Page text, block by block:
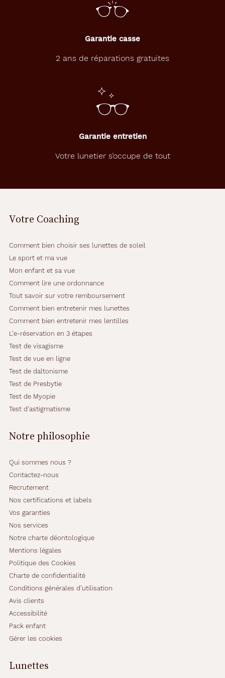
Garantie casse
2 ans de réparations gratuites
Garantie entretien
Votre lunetier s’occupe de tout
Votre Coaching
Comment bien choisir ses lunettes de soleil
Le sport et ma vue
Mon enfant et sa vue
Comment lire une ordonnance
Tout savoir sur votre remboursement
Comment bien entretenir mes lunettes
Comment bien entretenir mes lentilles
L'e-réservation en 3 étapes
Test de visagisme
Test de vue en ligne
Test de daltonisme
Test de Presbytie
Test de Myopie
Test d'astigmatisme
Notre philosophie
Qui sommes nous ?
Contactez-nous
Recrutement
Nos certifications et labels
Vos garanties
Nos services
Notre charte déontologique
Mentions légales
Politique des Cookies
Charte de confidentialité
Conditions générales d'utilisation
Avis clients
Accessibilité
Pack enfant
Gérer les cookies
Lunettes